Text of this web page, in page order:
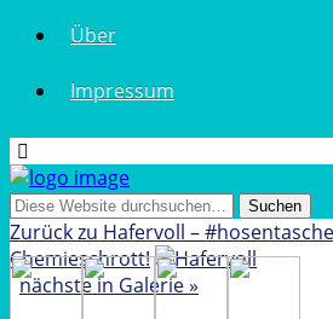
Über
Impressum
Zurück zu Hafervoll –
Chemieschrott!
nächste in Galerie »